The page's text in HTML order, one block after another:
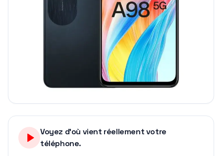
Voyez d'où vient réellement votre
téléphone.